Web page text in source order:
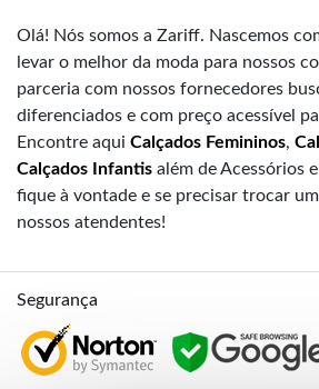
Olá! Nós somos a Zariff. Nascemos
levar o melhor da moda para nossos
parceria com nossos fornecedores
diferenciados e com preço acessível
Encontre aqui Calçados Femininos,
Calçados Infantis além de Acessórios
fique à vontade e se precisar trocar
nossos atendentes!
Segurança